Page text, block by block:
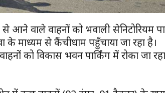
आने वाले वाहनों को भवाली सेनिटोरियम
माध्यम से कैंचीधाम पहुँचाया जा रहा है।
को विकास भवन पार्किंग में रोका जा